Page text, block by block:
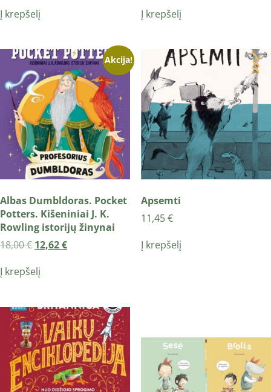
Į krepšelį
Į krepšelį
Akcija!
Albas Dumbldoras. Pocket
Potters. Kišeniniai J. K.
Rowling istorijų žinynai
18,00€ 12,62€
Į krepšelį
Apsemti
11,45€
Į krepšelį